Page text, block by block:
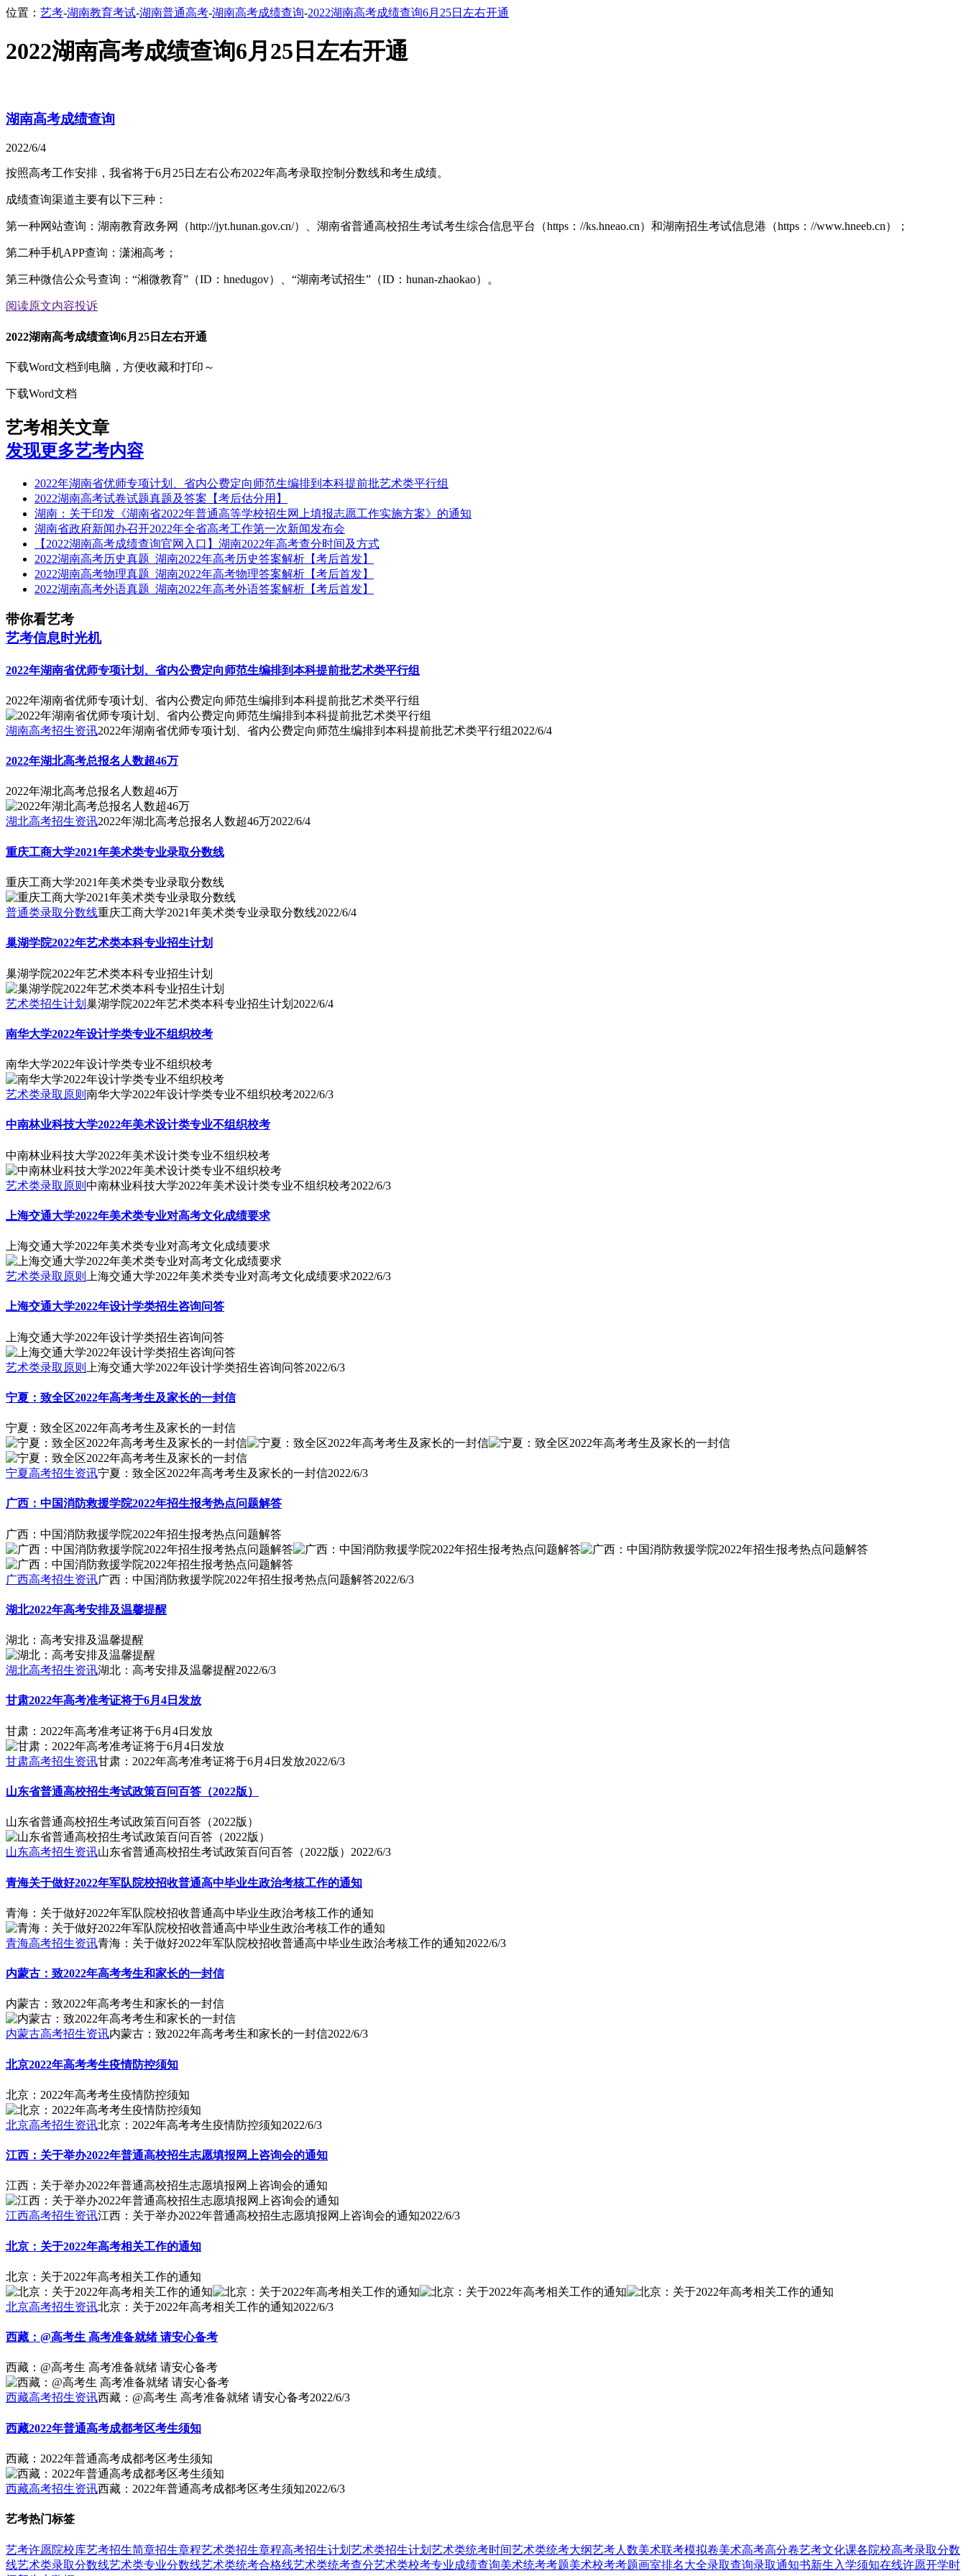
位置： 艺考-湖南教育考试-湖南普通高考-湖南高考成绩查询-2022湖南高考成绩查询6月25日左右开通
2022湖南高考成绩查询6月25日左右开通
湖南高考成绩查询
2022/6/4
按照高考工作安排，我省将于6月25日左右公布2022年高考录取控制分数线和考生成绩。
成绩查询渠道主要有以下三种：
第一种网站查询：湖南教育政务网（http://jyt.hunan.gov.cn/）、湖南省普通高校招生考试考生综合信息平台（https：//ks.hneao.cn）和湖南招生考试信息港（https：//www.hneeb.cn）；
第二种手机APP查询：潇湘高考；
第三种微信公众号查询：“湘微教育”（ID：hnedugov）、“湖南考试招生”（ID：hunan-zhaokao）。
阅读原文内容投诉
2022湖南高考成绩查询6月25日左右开通
下载Word文档到电脑，方便收藏和打印～
下载Word文档
艺考相关文章
发现更多艺考内容
2022年湖南省优师专项计划、省内公费定向师范生编排到本科提前批艺术类平行组
2022湖南高考试卷试题真题及答案【考后估分用】
湖南：关于印发《湖南省2022年普通高等学校招生网上填报志愿工作实施方案》的通知
湖南省政府新闻办召开2022年全省高考工作第一次新闻发布会
【2022湖南高考成绩查询官网入口】湖南2022年高考查分时间及方式
2022湖南高考历史真题_湖南2022年高考历史答案解析【考后首发】
2022湖南高考物理真题_湖南2022年高考物理答案解析【考后首发】
2022湖南高考外语真题_湖南2022年高考外语答案解析【考后首发】
带你看艺考
艺考信息时光机
2022年湖南省优师专项计划、省内公费定向师范生编排到本科提前批艺术类平行组
2022年湖南省优师专项计划、省内公费定向师范生编排到本科提前批艺术类平行组
湖南高考招生资讯2022年湖南省优师专项计划、省内公费定向师范生编排到本科提前批艺术类平行组 2022/6/4
2022年湖北高考总报名人数超46万
2022年湖北高考总报名人数超46万
湖北高考招生资讯2022年湖北高考总报名人数超46万2022/6/4
重庆工商大学2021年美术类专业录取分数线
重庆工商大学2021年美术类专业录取分数线
普通类录取分数线重庆工商大学2021年美术类专业录取分数线2022/6/4
巢湖学院2022年艺术类本科专业招生计划
巢湖学院2022年艺术类本科专业招生计划
艺术类招生计划 巢湖学院2022年艺术类本科专业招生计划 2022/6/4
南华大学2022年设计学类专业不组织校考
南华大学2022年设计学类专业不组织校考
艺术类录取原则 南华大学2022年设计学类专业不组织校考2022/6/3
中南林业科技大学2022年美术设计类专业不组织校考
中南林业科技大学2022年美术设计类专业不组织校考
艺术类录取原则 中南林业科技大学2022年美术设计类专业不组织校考2022/6/3
上海交通大学2022年美术类专业对高考文化成绩要求
上海交通大学2022年美术类专业对高考文化成绩要求
艺术类录取原则 上海交通大学2022年美术类专业对高考文化成绩要求2022/6/3
上海交通大学2022年设计学类招生咨询问答
上海交通大学2022年设计学类招生咨询问答
艺术类录取原则 上海交通大学2022年设计学类招生咨询问答2022/6/3
宁夏：致全区2022年高考考生及家长的一封信
宁夏：致全区2022年高考考生及家长的一封信
宁夏高考招生资讯宁夏：致全区2022年高考考生及家长的一封信2022/6/3
广西：中国消防救援学院2022年招生报考热点问题解答
广西：中国消防救援学院2022年招生报考热点问题解答
广西高考招生资讯广西：中国消防救援学院2022年招生报考热点问题解答2022/6/3
湖北2022年高考安排及温馨提醒
湖北：高考安排及温馨提醒
湖北高考招生资讯湖北：高考安排及温馨提醒2022/6/3
甘肃2022年高考准考证将于6月4日发放
甘肃：2022年高考准考证将于6月4日发放
甘肃高考招生资讯甘肃：2022年高考准考证将于6月4日发放2022/6/3
山东省普通高校招生考试政策百问百答（2022版）
山东省普通高校招生考试政策百问百答（2022版）
山东高考招生资讯山东省普通高校招生考试政策百问百答（2022版） 2022/6/3
青海关于做好2022年军队院校招收普通高中毕业生政治考核工作的通知
青海：关于做好2022年军队院校招收普通高中毕业生政治考核工作的通知
青海高考招生资讯青海：关于做好2022年军队院校招收普通高中毕业生政治考核工作的通知2022/6/3
内蒙古：致2022年高考考生和家长的一封信
内蒙古：致2022年高考考生和家长的一封信
内蒙古高考招生资讯内蒙古：致2022年高考考生和家长的一封信2022/6/3
北京2022年高考考生疫情防控须知
北京：2022年高考考生疫情防控须知
北京高考招生资讯北京：2022年高考考生疫情防控须知2022/6/3
江西：关于举办2022年普通高校招生志愿填报网上咨询会的通知
江西：关于举办2022年普通高校招生志愿填报网上咨询会的通知
江西高考招生资讯江西：关于举办2022年普通高校招生志愿填报网上咨询会的通知2022/6/3
北京：关于2022年高考相关工作的通知
北京：关于2022年高考相关工作的通知
北京高考招生资讯北京：关于2022年高考相关工作的通知2022/6/3
西藏：@高考生 高考准备就绪 请安心备考
西藏：@高考生 高考准备就绪 请安心备考
西藏高考招生资讯西藏：@高考生 高考准备就绪 请安心备考2022/6/3
西藏2022年普通高考成都考区考生须知
西藏：2022年普通高考成都考区考生须知
西藏高考招生资讯西藏：2022年普通高考成都考区考生须知2022/6/3
艺考热门标签
艺考许愿院校库艺考招生简章招生章程艺术类招生章程高考招生计划 艺术类招生计划 艺术类统考时间艺术类统考大纲艺考人数美术联考模拟卷美术高考高分卷艺考文化课各院校高考录取分数
线艺术类录取分数线艺术类专业分数线艺术类统考合格线艺术类统考查分艺术类校考专业成绩查询美术统考考题美术校考考题画室排名大全录取查询录取通知书新生入学须知在线许愿开学时